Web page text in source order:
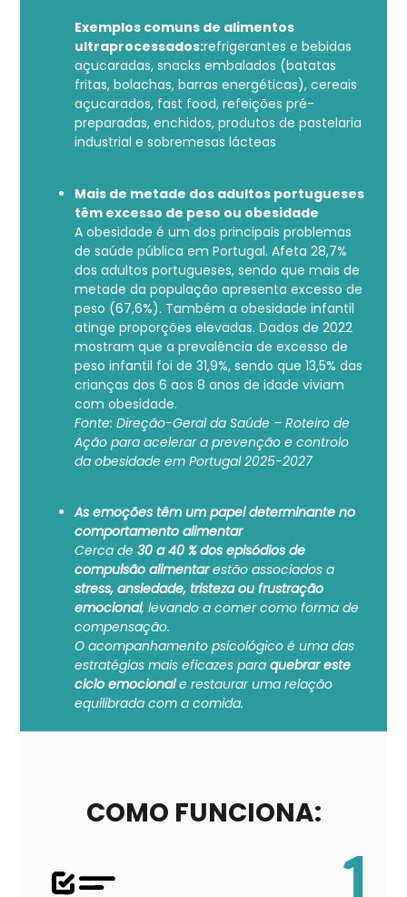
Exemplos comuns de alimentos
ultraprocessados:refrigerantes e bebidas
açucaradas, snacks embalados (batatas
fritas, bolachas, barras energéticas), cereais
açucarados, fast food, refeições pré-
preparadas, enchidos, produtos de pastelaria
industrial e sobremesas lácteas
Mais de metade dos adultos portugueses
têm excesso de peso ou obesidade
A obesidade é um dos principais problemas
de saúde pública em Portugal. Afeta 28,7%
dos adultos portugueses, sendo que mais de
metade da população apresenta excesso de
peso (67,6%). Também a obesidade infantil
atinge proporções elevadas. Dados de 2022
mostram que a prevalência de excesso de
peso infantil foi de 31,9%, sendo que 13,5% das
crianças dos 6 aos 8 anos de idade viviam
com obesidade.
Fonte: Direção-Geral da Saúde – Roteiro de
Ação para acelerar a prevenção e controlo
da obesidade em Portugal 2025-2027
As emoções têm um papel determinante no
comportamento alimentar
Cerca de30 a 40 % dos episódios de
compulsão alimentarestão associados a
stress, ansiedade, tristeza ou frustração
emocional, levando a comer como forma de
compensação.
O acompanhamento psicológico é uma das
estratégias mais eficazes paraquebrar este
ciclo emocionale restaurar uma relação
equilibrada com a comida.
COMO FUNCIONA:
1